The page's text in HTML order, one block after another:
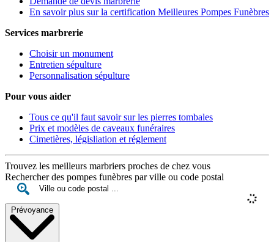
En savoir plus sur la certification Meilleures Pompes Funèbres
Services marbrerie
Choisir un monument
Entretien sépulture
Personnalisation sépulture
Pour vous aider
Tous ce qu'il faut savoir sur les pierres tombales
Prix et modèles de caveaux funéraires
Cimetières, législiation et réglement
Trouvez les meilleurs marbriers proches de chez vous
Rechercher des pompes funèbres par ville ou code postal
Prévoyance